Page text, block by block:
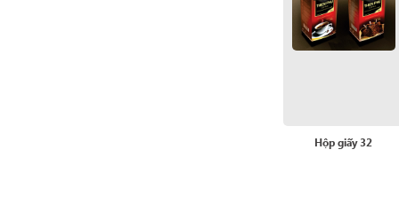
Hộp giấy 32